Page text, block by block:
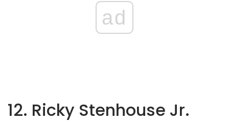
ad
12. Ricky Stenhouse Jr.